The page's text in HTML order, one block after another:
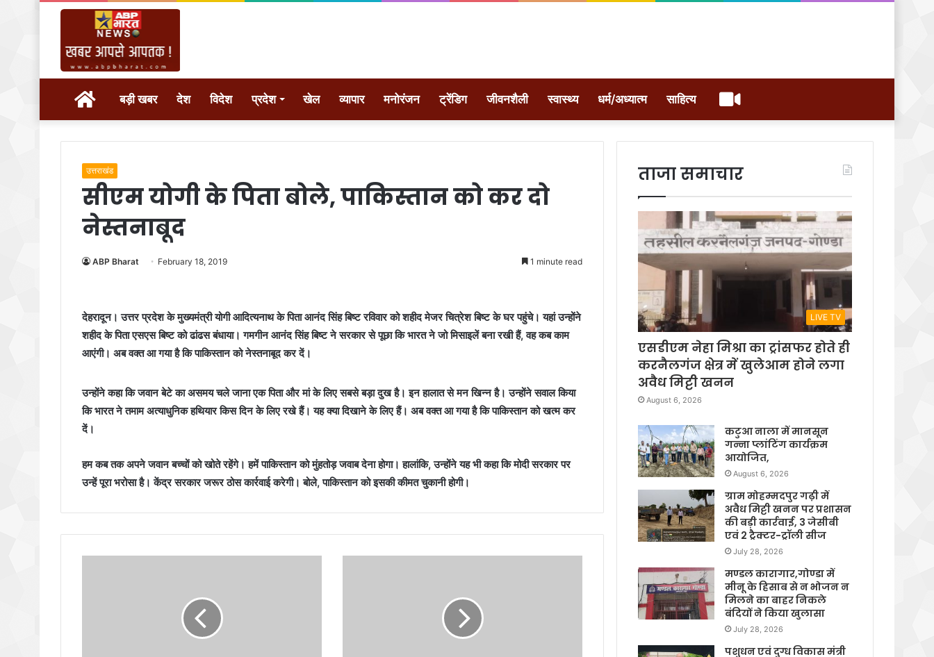
होम बड़ी खबर देश विदेश प्रदेश खेल व्यापार मनोरंजन ट्रेंडिग जीवनशैली स्वास्थ्य धर्म/अध्यात्म साहित्य वीडियो
उत्तराखंड
सीएम योगी के पिता बोले, पाकिस्तान को कर दो
नेस्तनाबूद
ABP Bharat February 18, 2019 1 minute read
देहरादून। उत्तर प्रदेश के मुख्यमंत्री योगी आदित्यनाथ के पिता आनंद सिंह बिष्ट रविवार को शहीद मेजर चित्रेश बिष्ट के घर पहुंचे। यहां उन्होंने
शहीद के पिता एसएस बिष्ट को ढांढस बंधाया। गमगीन आनंद सिंह बिष्ट ने सरकार से पूछा कि भारत ने जो मिसाइलें बना रखी हैं, वह कब काम
आएंगी। अब वक्त आ गया है कि पाकिस्तान को नेस्तनाबूद कर दें।
उन्होंने कहा कि जवान बेटे का असमय चले जाना एक पिता और मां के लिए सबसे बड़ा दुख है। इन हालात से मन खिन्न है। उन्होंने सवाल किया
कि भारत ने तमाम अत्याधुनिक हथियार किस दिन के लिए रखे हैं। यह क्या दिखाने के लिए हैं। अब वक्त आ गया है कि पाकिस्तान को खत्म कर
दें।
हम कब तक अपने जवान बच्चों को खोते रहेंगे। हमें पाकिस्तान को मुंहतोड़ जवाब देना होगा। हालांकि, उन्होंने यह भी कहा कि मोदी सरकार पर
उन्हें पूरा भरोसा है। केंद्र सरकार जरूर ठोस कार्रवाई करेगी। बोले, पाकिस्तान को इसकी कीमत चुकानी होगी।
ताजा समाचार
LIVE TV
एसडीएम नेहा मिश्रा का ट्रांसफर होते ही
करनैलगंज क्षेत्र में खुलेआम होने लगा
अवैध मिट्टी खनन
August 6, 2026
कटुआ नाला में मानसून
गन्ना प्लांटिंग कार्यक्रम
आयोजित,
August 6, 2026
ग्राम मोहम्मदपुर गढ़ी में
अवैध मिट्टी खनन पर प्रशासन
की बड़ी कार्रवाई, 3 जेसीबी
एवं 2 ट्रैक्टर-ट्रॉली सीज
July 28, 2026
मण्डल कारागार,गोण्डा में
मीनू के हिसाब से न भोजन न
मिलने का बाहर निकले
बंदियों ने किया खुलासा
July 28, 2026
पशुधन एवं दुग्ध विकास मंत्री